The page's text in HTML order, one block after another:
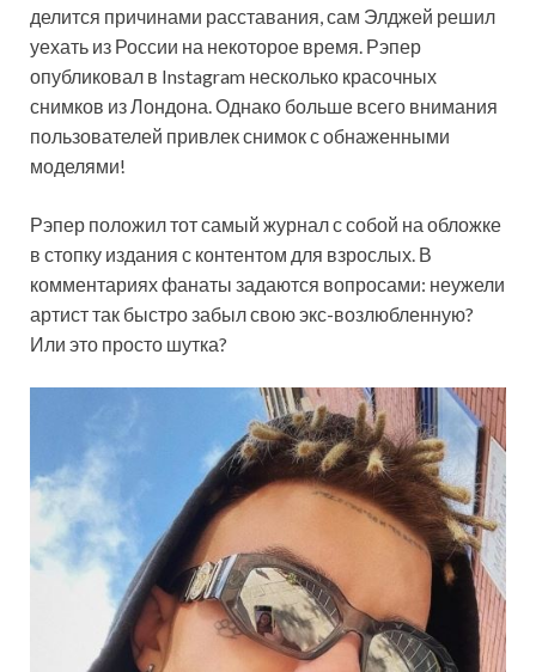
делится причинами расставания, сам Элджей решил
уехать из России на некоторое время. Рэпер
опубликовал в Instagram несколько красочных
снимков из Лондона. Однако больше всего внимания
пользователей привлек снимок с обнаженными
моделями!
Рэпер положил тот самый журнал с собой на обложке
в стопку издания с контентом для взрослых. В
комментариях фанаты задаются вопросами: неужели
артист так быстро забыл свою экс-возлюбленную?
Или это просто шутка?